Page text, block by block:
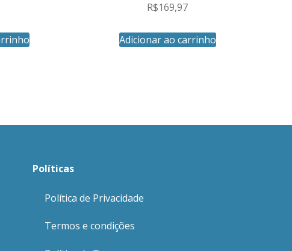
R$169,97
Adicionar ao carrinho
Políticas
Política de Privacidade
Termos e condições